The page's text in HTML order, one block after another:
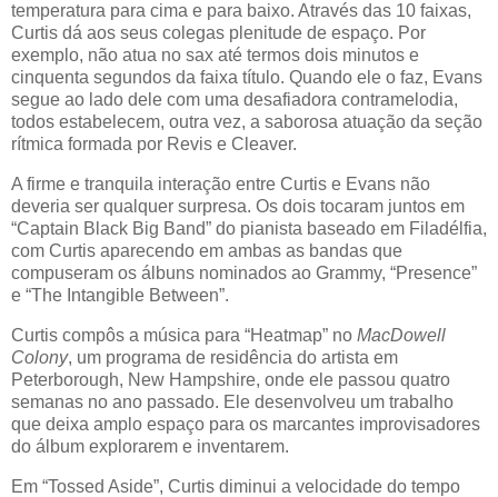
temperatura para cima e para baixo. Através das 10 faixas,
Curtis dá aos seus colegas plenitude de espaço. Por
exemplo, não atua no sax até termos dois minutos e
cinquenta segundos da faixa título. Quando ele o faz, Evans
segue ao lado dele com uma desafiadora contramelodia,
todos estabelecem, outra vez, a saborosa atuação da seção
rítmica formada por Revis e Cleaver.
A firme e tranquila interação entre Curtis e Evans não
deveria ser qualquer surpresa. Os dois tocaram juntos em
“Captain Black Big Band” do pianista baseado em Filadélfia,
com Curtis aparecendo em ambas as bandas que
compuseram os álbuns nominados ao Grammy, “Presence”
e “The Intangible Between”.
Curtis compôs a música para “Heatmap” no MacDowell
Colony, um programa de residência do artista em
Peterborough, New Hampshire, onde ele passou quatro
semanas no ano passado. Ele desenvolveu um trabalho
que deixa amplo espaço para os marcantes improvisadores
do álbum explorarem e inventarem.
Em “Tossed Aside”, Curtis diminui a velocidade do tempo